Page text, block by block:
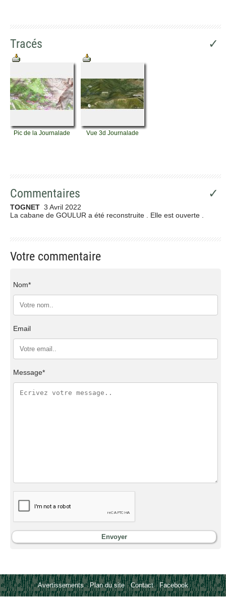
Tracés ✓
Pic de la Journalade Vue 3d Journalade
Commentaires ✓
TOGNET 3 Avril 2022
La cabane de GOULUR a été reconstruite . Elle est ouverte .
Votre commentaire
Nom*
Email
Message*
Avertissements-Plan du site -Contact- Facebook